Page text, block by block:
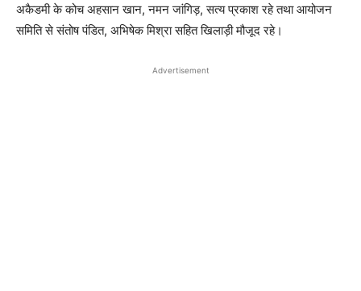
अकैडमी के कोच अहसान खान, नमन जांगिड़, सत्य प्रकाश रहे तथा आयोजन
समिति से संतोष पंडित, अभिषेक मिश्रा सहित खिलाड़ी मौजूद रहे।
Advertisement